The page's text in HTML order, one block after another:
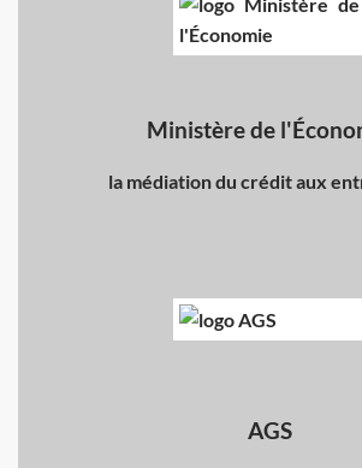
Ministère de
la médiation du crédit aux
AGS